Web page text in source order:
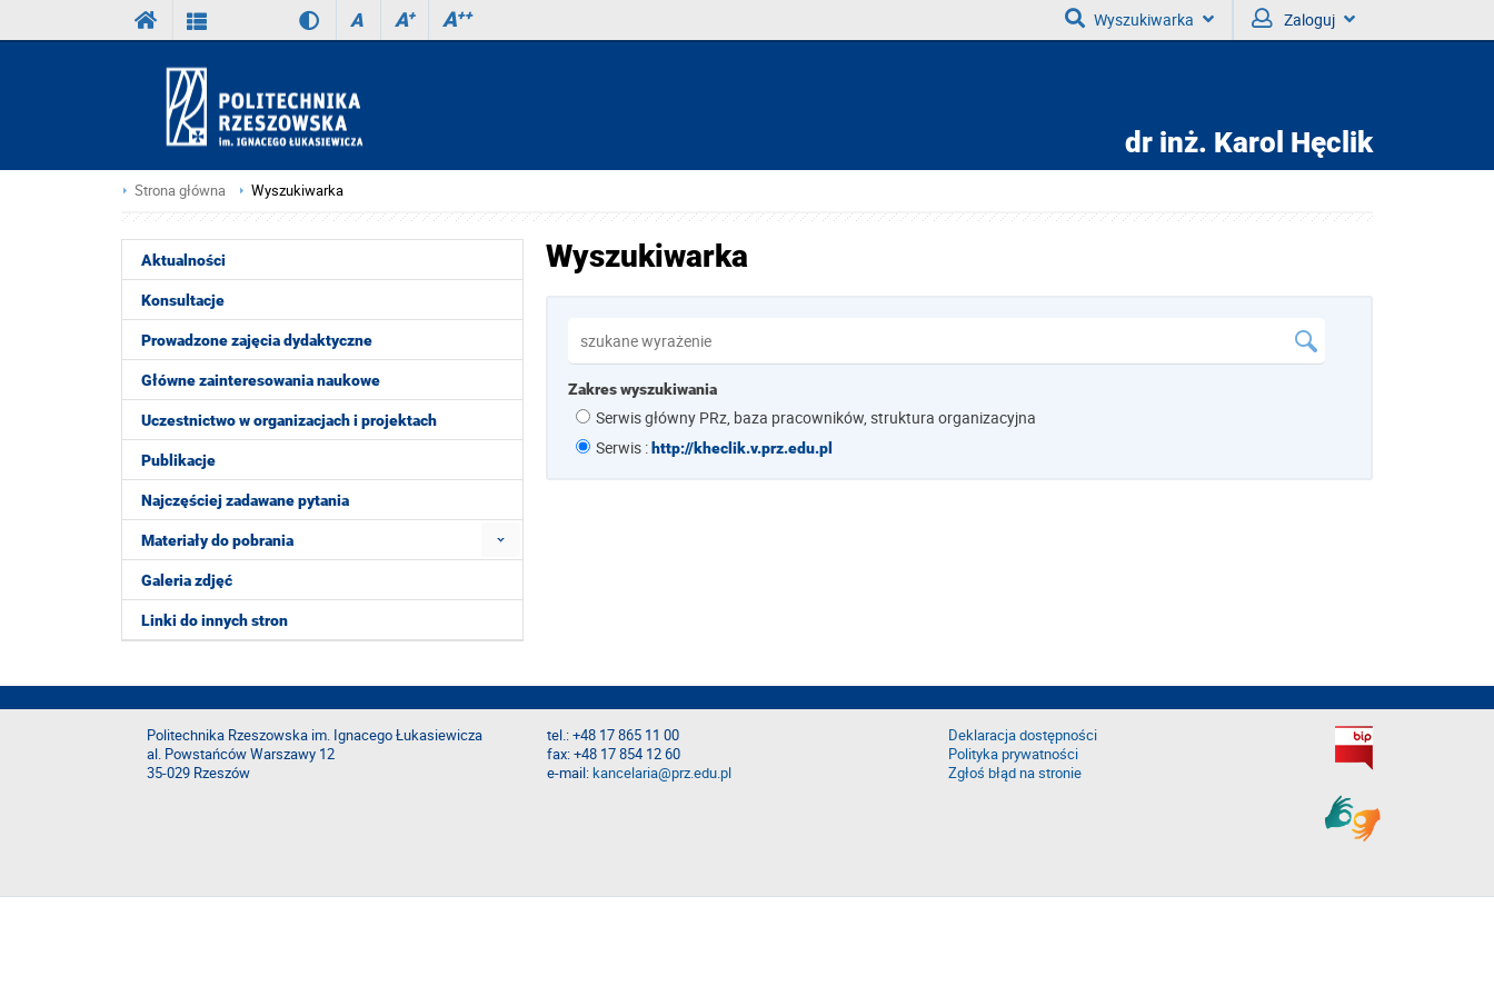
A A+ A++ Wyszukiwarka Zaloguj
dr inż. Karol Hęclik
Strona główna Wyszukiwarka
Aktualności
Konsultacje
Prowadzone zajęcia dydaktyczne
Główne zainteresowania naukowe
Uczestnictwo w organizacjach i projektach
Publikacje
Najczęściej zadawane pytania
Materiały do pobrania
Galeria zdjęć
Linki do innych stron
Wyszukiwarka
Zakres wyszukiwania
Serwis główny PRz, baza pracowników, struktura organizacyjna
Serwis : http://kheclik.v.prz.edu.pl
Politechnika Rzeszowska im. Ignacego Łukasiewicza
al. Powstańców Warszawy 12
35-029 Rzeszów
tel.: +48 17 865 11 00
fax: +48 17 854 12 60
e-mail:kancelaria@prz.edu.pl
Deklaracja dostępności
Polityka prywatności
Zgłoś błąd na stronie